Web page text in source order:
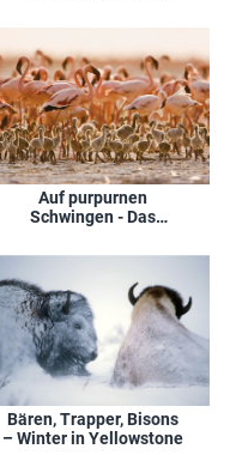
Auf purpurnen
Schwingen - Das
Flamingos
Bären, Trapper, Bisons
– Winter in Yellowstone